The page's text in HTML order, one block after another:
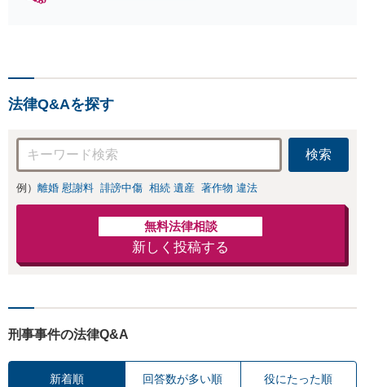
法律Q&Aを探す
検索
例） 離婚 慰謝料 誹謗中傷 相続 遺産 著作物 違法
無料法律相談
新しく投稿する
刑事事件の法律Q&A
新着順 回答数が多い順 役にたった順